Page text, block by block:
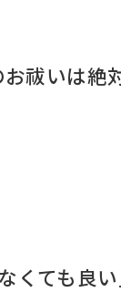
祓いは絶
ても良